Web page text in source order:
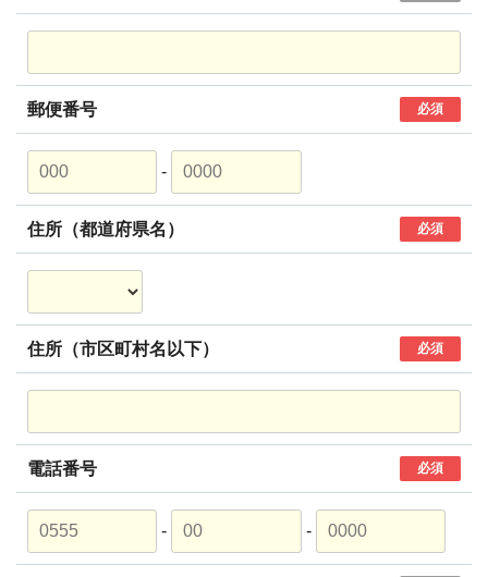
郵便番号 必須
-
住所（都道府県名） 必須
住所（市区町村名以下） 必須
電話番号 必須
- -